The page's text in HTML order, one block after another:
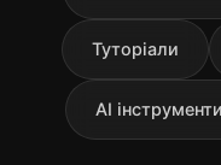
Туторіали
AI інструменти